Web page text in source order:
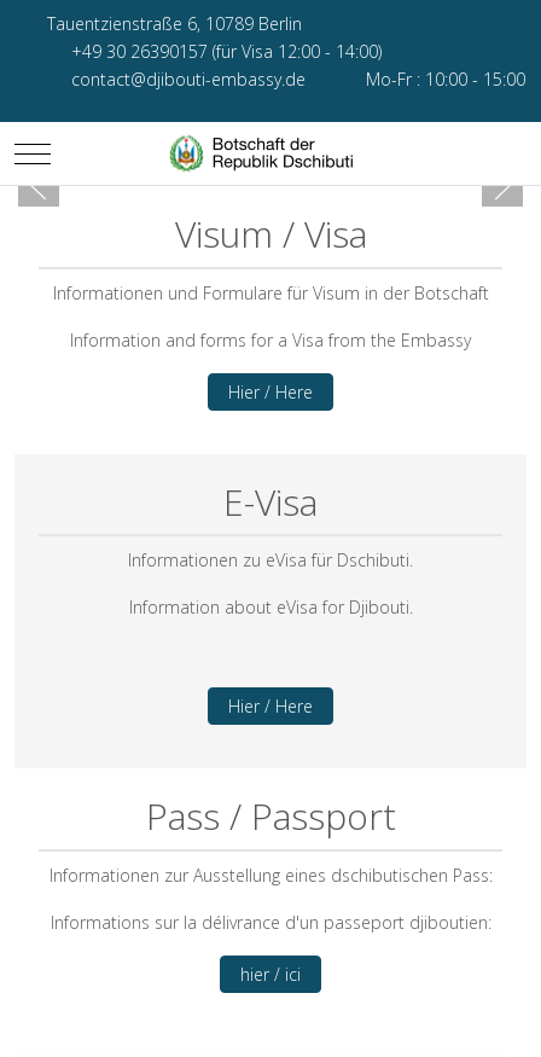
Tauentzienstraße 6, 10789 Berlin
+49 30 26390157 (für Visa 12:00 - 14:00)
contact@djibouti-embassy.de
Mo-Fr : 10:00 - 15:00
Mobile Menu Toggle
Visum / Visa
Informationen und Formulare für Visum in der Botschaft
Information and forms for a Visa from the Embassy
Hier / Here
E-Visa
Informationen zu eVisa für Dschibuti.
Information about eVisa for Djibouti.
Hier / Here
Pass / Passport
Informationen zur Ausstellung eines dschibutischen Pass:
Informations sur la délivrance d'un passeport djiboutien:
hier / ici